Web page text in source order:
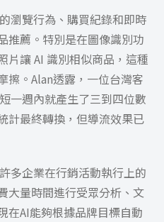
瀏覽行為、購買紀錄和即時
推薦。特別是在圖像識別功
片讓 AI 識別相似商品，這種
擦。Alan透露，一位台灣客
一週內就產生了三到四位數
計最終轉換，但導流效果已
多企業在行銷活動執行上的
大量時間進行受眾分析、文
在AI能夠根據品牌目標自動